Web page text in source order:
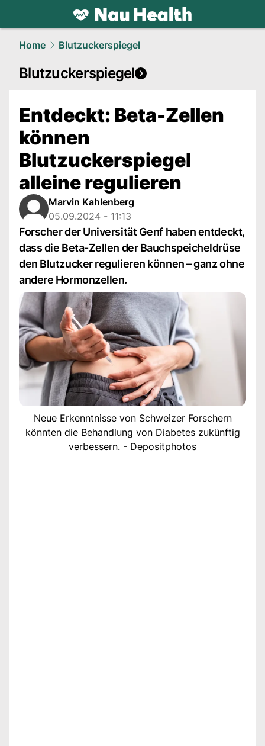
health.NAU.ch
Home Blutzuckerspiegel
Blutzuckerspiegel
Entdeckt: Beta-Zellen
können
Blutzuckerspiegel
alleine regulieren
Marvin Kahlenberg
05.09.2024 - 11:13
Forscher der Universität Genf haben entdeckt,
dass die Beta-Zellen der Bauchspeicheldrüse
den Blutzucker regulieren können – ganz ohne
andere Hormonzellen.
Neue Erkenntnisse von Schweizer Forschern
könnten die Behandlung von Diabetes zukünftig
verbessern. - Depositphotos